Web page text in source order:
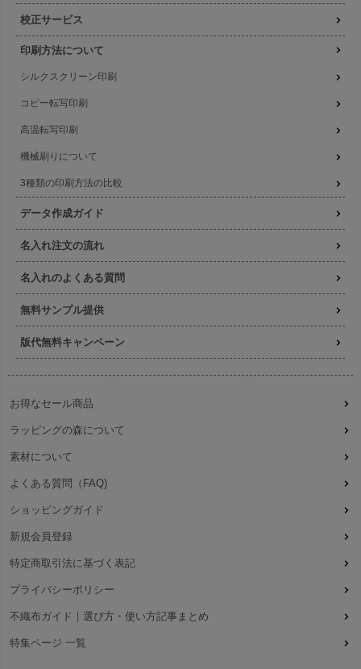
校正サービス
印刷方法について
シルクスクリーン印刷
コピー転写印刷
高温転写印刷
機械刷りについて
3種類の印刷方法の比較
データ作成ガイド
名入れ注文の流れ
名入れのよくある質問
無料サンプル提供
版代無料キャンペーン
お得なセール商品
ラッピングの森について
素材について
よくある質問（FAQ)
ショッピングガイド
新規会員登録
特定商取引法に基づく表記
プライバシーポリシー
不織布ガイド｜選び方・使い方記事まとめ
特集ページ 一覧